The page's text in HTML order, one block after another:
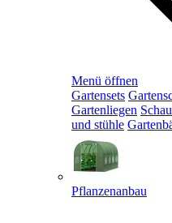
Menü öffnen
Gartensets
Gartenliegen
und stühle
Pflanzenanbau